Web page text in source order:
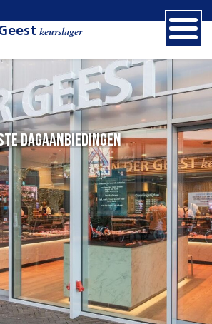
keurslager
dagaanbiedingen